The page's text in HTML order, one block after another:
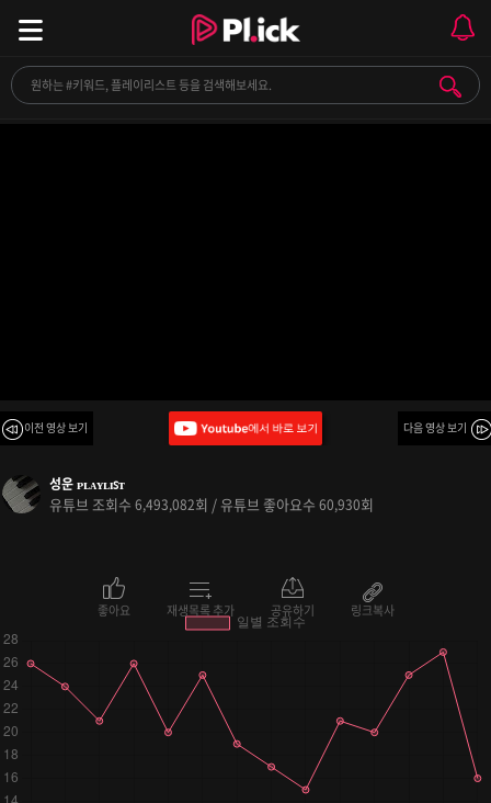
귀르가즘 제대로 주는 갬성 팝송 모음 #2
이전 영상 보기 다음 영상 보기
성운 ᴘʟᴀʏʟɪꜱᴛ
유튜브 조회수 6,493,082회 / 유튜브 좋아요수 60,930회
좋아요 재생목록 추가 공유하기 링크복사